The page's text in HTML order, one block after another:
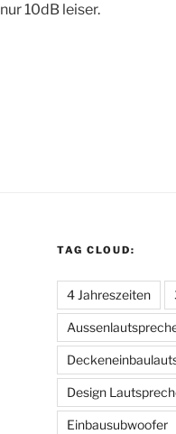
10dB leiser.
TAG CLOUD:
4 Jahreszeiten
Design
Einbausubwoofer